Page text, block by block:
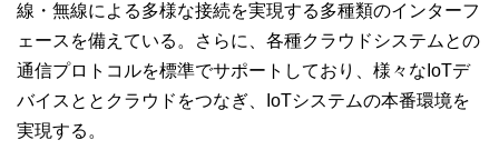
線・無線による多様な接続を実現する多種類のインターフ
ェースを備えている。さらに、各種クラウドシステムとの
通信プロトコルを標準でサポートしており、様々なIoTデ
バイスととクラウドをつなぎ、IoTシステムの本番環境を
実現する。